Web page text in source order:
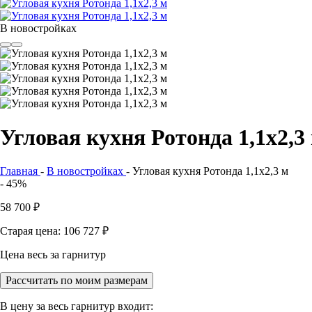
В новостройках
Угловая кухня Ротонда
Главная - В новостройках - Угловая кухня Ротонда 1,1х2,3 м
- 45%
58 700 ₽
Старая цена: 106 727 ₽
Цена весь за гарнитур
Рассчитать по моим размерам
В цену за весь гарнитур входит: